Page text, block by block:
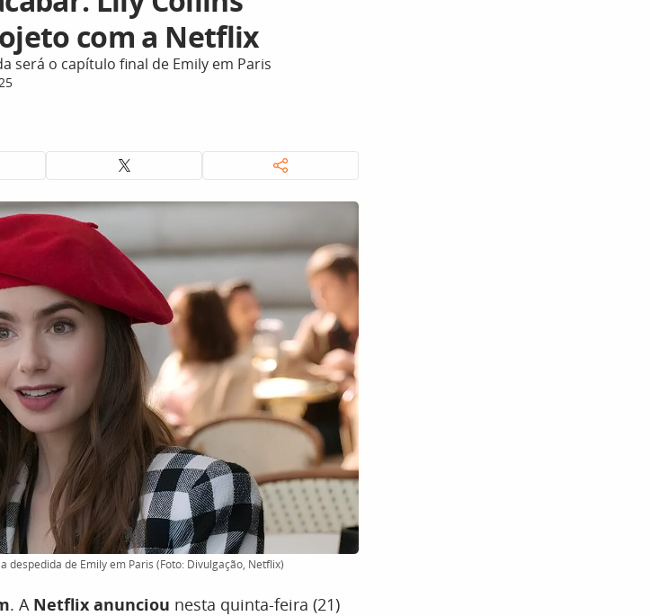
com a Netflix
será o capítulo final de Emily em Paris
de Emily em Paris (Foto: Divulgação, Netflix)
. A Netflix anunciou nesta quinta-feira (21)